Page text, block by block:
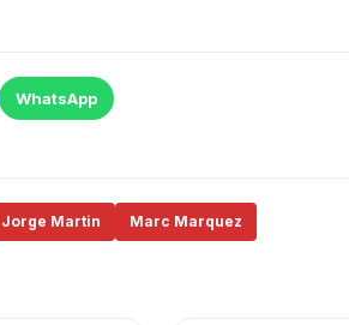
WhatsApp
Jorge Martin Marc Marquez